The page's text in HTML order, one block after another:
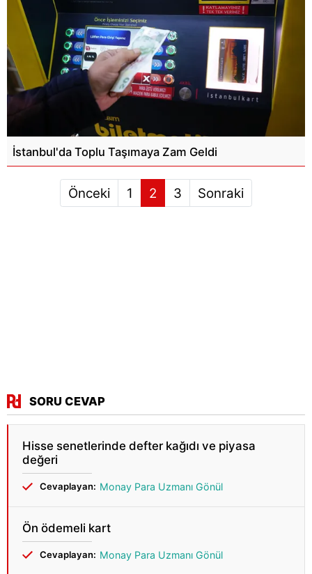
İstanbul'da Toplu Taşımaya Zam Geldi
Önceki 1 2 3 Sonraki
SORU CEVAP
Hisse senetlerinde defter kağıdı ve piyasa
değeri
Cevaplayan: Monay Para Uzmanı Gönül
Ön ödemeli kart
Cevaplayan: Monay Para Uzmanı Gönül